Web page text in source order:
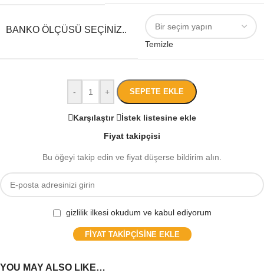
YOU MAY ALSO LIKE…
BANKO ÖLÇÜSÜ SEÇINIZ..
Temizle
- + SEPETE EKLE
Karşılaştır
İstek listesine ekle
Fiyat takipçisi
Bu öğeyi takip edin ve fiyat düşerse bildirim alın.
gizlilik ilkesiokudum ve kabul ediyorum
FIYAT TAKIPÇISINE EKLE